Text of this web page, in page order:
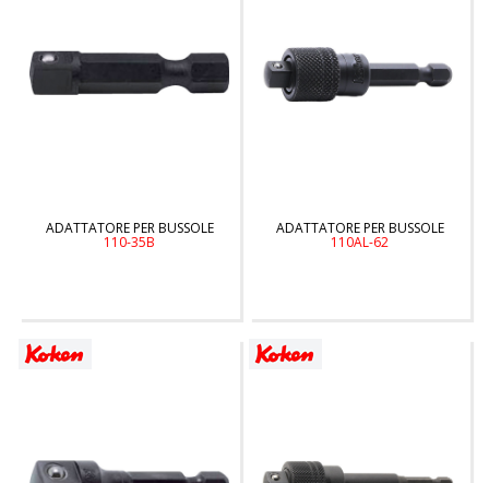
ADATTATORE PER BUSSOLE
110-35B
ADATTATORE PER BUSSOLE
110AL-62